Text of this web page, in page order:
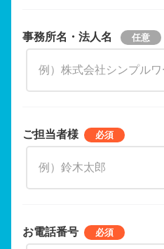
事務所名・法人名
ご担当者様
お電話番号